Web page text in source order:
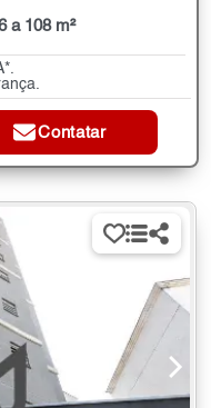
a 108 m²
Contatar